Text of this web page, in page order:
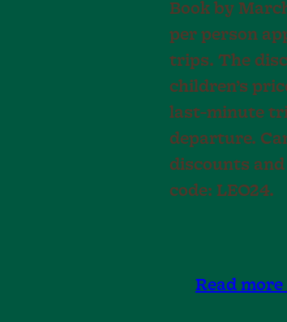
Book by
per person
trips. The
children’s
last-minute
departure.
discounts
code: LEO24.
Read more